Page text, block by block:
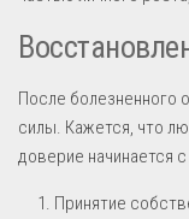
После болезненного
силы. Кажется, что
доверие начинается
Принятие